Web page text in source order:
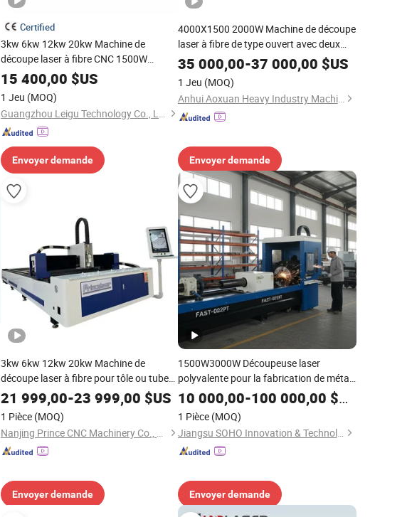
Certified
3kw 6kw 12kw 20kw Machine de
découpe laser à fibre CNC 1500W
2000W 3000W 6000W pour acier au
carbone, acier inoxydable, tôle
métallique, plaque, tube, tuyau, découpe
en biseau
15 400,00 $US
1 Jeu (MOQ)
Guangzhou Leigu Technology Co., Ltd.
Envoyer demande
4000X1500 2000W Machine de découpe
laser à fibre de type ouvert avec deux
tables
35 000,00-37 000,00 $US
1 Jeu (MOQ)
Anhui Aoxuan Heavy Industry Machine Co., Ltd.
Envoyer demande
3kw 6kw 12kw 20kw Machine de
découpe laser à fibre pour tôle ou tube
en acier inoxydable, aluminium, cuivre,
cisaillement et pliage (cutter)
21 999,00-23 999,00 $US
1 Pièce (MOQ)
Nanjing Prince CNC Machinery Co., Ltd
Envoyer demande
1500W3000W Découpeuse laser
polyvalente pour la fabrication de métal
et de bois lourds pour équipement de
machine de découpe laser industrielle
10 000,00-100 000,00 $US
1 Pièce (MOQ)
Jiangsu SOHO Innovation & Technology Group Kasin Industry & Trade Co., Ltd.
Envoyer demande